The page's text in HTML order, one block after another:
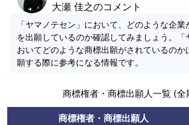
大瀬 佳之のコメント
「ヤマノテセン」において、どのような企
を出願しているのか確認してみましょう。「
おいてどのような商標出願がされているのか
願する際に参考になる情報です。
商標権者・商標出願人一覧 (全
商標権者・商標出願人